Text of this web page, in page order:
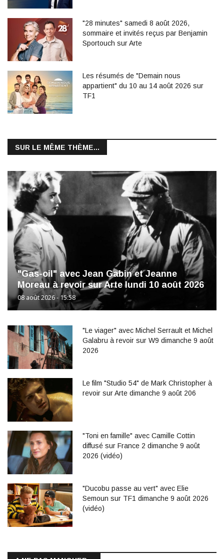
"28 minutes" samedi 8 août 2026,
sommaire et invités reçus par Benjamin
Sportouch sur Arte
Les résumés de "Demain nous
appartient" du 10 au 14 août 2026 sur
TF1
SUR LE MÊME THÈME...
"Gas-oil" avec Jean Gabin et Jeanne
Moreau à revoir sur Arte lundi 10 août 2026
08 août 2026 - 15:58
"Le viager" avec Michel Serrault et Michel
Galabru à revoir sur W9 dimanche 9 août
2026
Le film "Studio 54" de Mark Christopher à
revoir sur Arte dimanche 9 août 206
"Toni en famille" avec Camille Cottin
diffusé sur France 2 dimanche 9 août
2026 (vidéo)
"Ducobu passe au vert" avec Elie
Semoun sur TF1 dimanche 9 août 2026
(vidéo)